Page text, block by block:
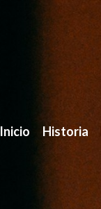
Inicio Historia